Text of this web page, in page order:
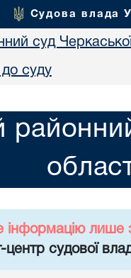
Судова влада
суд
суду
інформацію лише
судової